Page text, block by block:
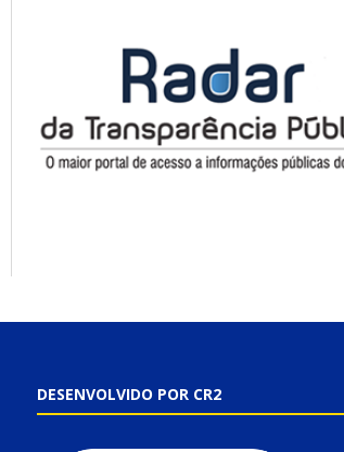
DESENVOLVIDO POR CR2